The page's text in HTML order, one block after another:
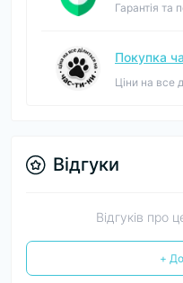
Гарантія та
Покупка
Ціни на все
Відгуки
Відгуків про
+